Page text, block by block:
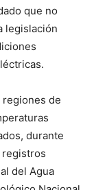
que no
legislación
de
durante
registros
del Agua